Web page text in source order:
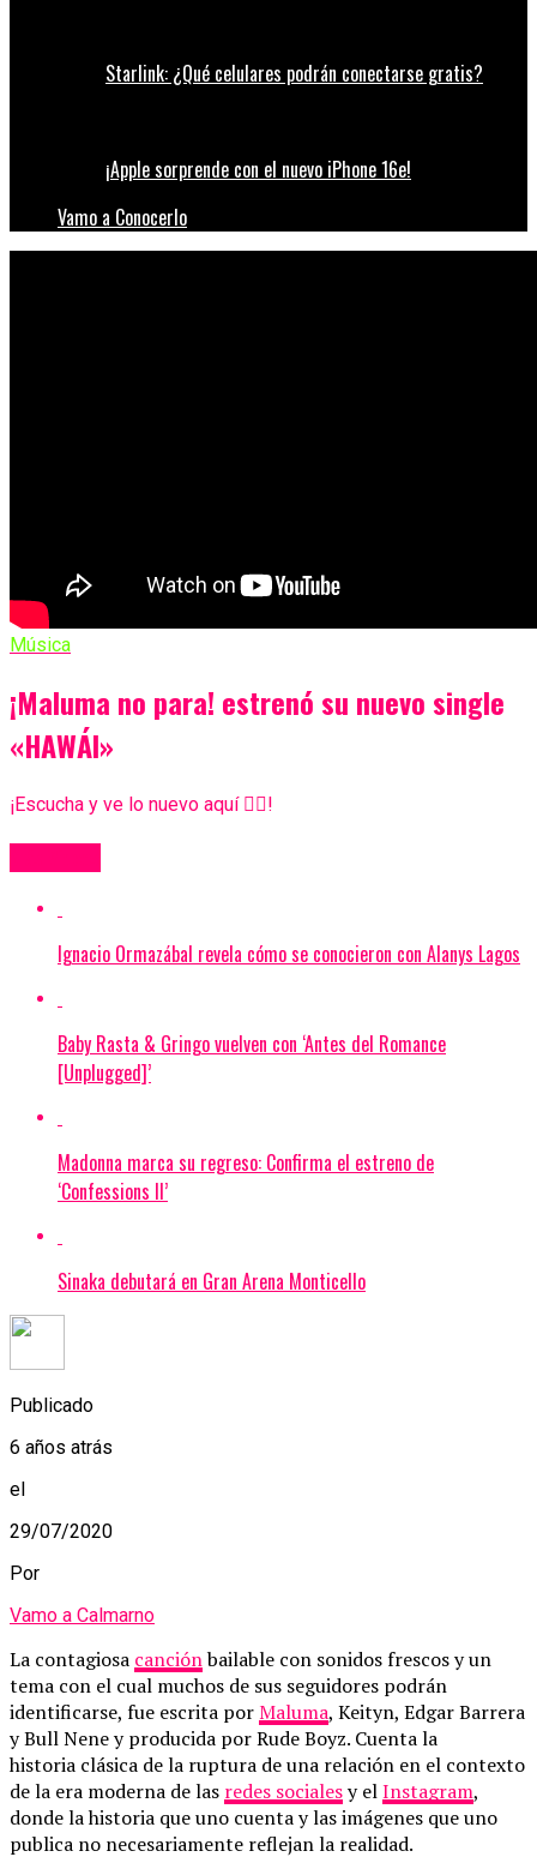
Starlink: ¿Qué celulares podrán conectarse gratis?
¡Apple sorprende con el nuevo iPhone 16e!
Vamo a Conocerlo
Música
¡Maluma no para! estrenó su nuevo single
«HAWÁI»
¡Escucha y ve lo nuevo aquí 👇🏼!
Ignacio Ormazábal revela cómo se conocieron con Alanys Lagos
Baby Rasta & Gringo vuelven con ‘Antes del Romance
[Unplugged]’
Madonna marca su regreso: Confirma el estreno de
‘Confessions II’
Sinaka debutará en Gran Arena Monticello
Publicado
6 años atrás
el
29/07/2020
Por
Vamo a Calmarno
La contagiosa canciónbailable con sonidos frescos y un
tema con el cual muchos de sus seguidores podrán
identificarse, fue escrita porMaluma, Keityn, Edgar Barrera
y Bull Nene y producida por Rude Boyz. Cuenta la
historia clásica de la ruptura de una relación en el contexto
de la era moderna de las redes socialesy elInstagram,
donde la historia que uno cuenta y las imágenes que uno
publica no necesariamente reflejan la realidad.